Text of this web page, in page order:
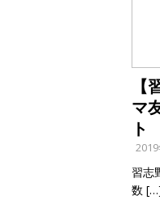
マ
ト
習志
数